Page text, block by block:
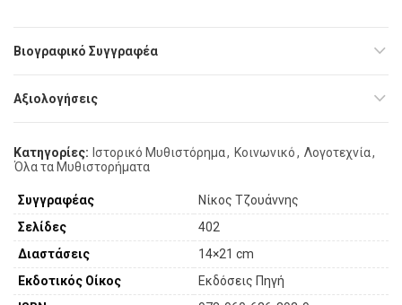
Βιογραφικό Συγγραφέα
Αξιολογήσεις
Κατηγορίες: Ιστορικό Μυθιστόρημα, Κοινωνικό, Λογοτεχνία,
Όλα τα Μυθιστορήματα
Συγγραφέας
Νίκος Τζουάννης
Σελίδες
402
Διαστάσεις
14×21 cm
Εκδοτικός Οίκος
Εκδόσεις Πηγή